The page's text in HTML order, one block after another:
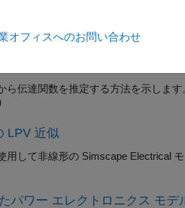
using classical control theory.
or PID tuner apps to
伝達関数を推定する方法を示します
LPV 近似
用して非線形の Simscape Electrical
パワー エレクトロニクス モデ
オフィスへのお問い合わせ